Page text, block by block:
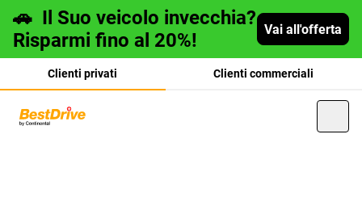
🚗 Il Suo veicolo invecchia?
Risparmi fino al 20%!
Vai all'offerta
Clienti privati Clienti commerciali